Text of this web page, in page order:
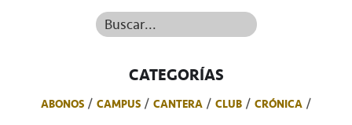
Buscar...
CATEGORÍAS
ABONOS CAMPUS CANTERA CLUB CRÓNICA